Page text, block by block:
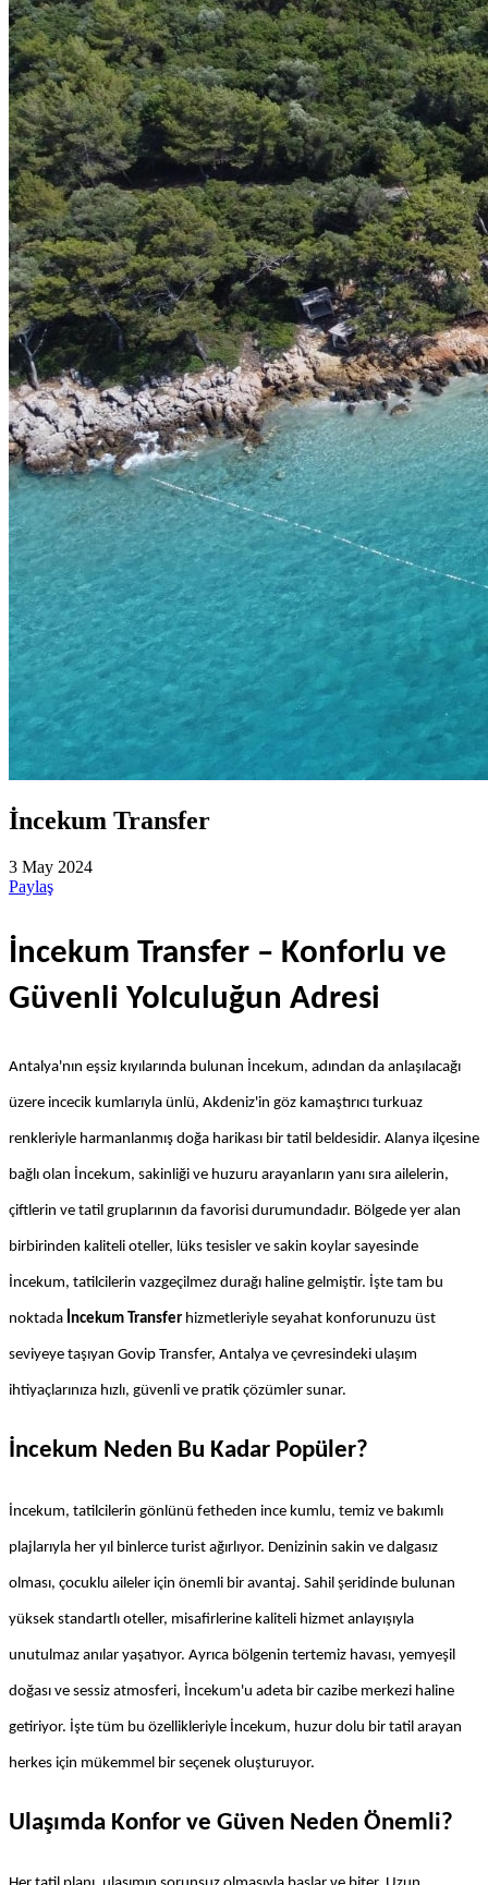
İncekum Transfer
3 May 2024
Paylaş
İncekum Transfer – Konforlu ve
Güvenli Yolculuğun Adresi
Antalya'nın eşsiz kıyılarında bulunan İncekum, adından da anlaşılacağı
üzere incecik kumlarıyla ünlü, Akdeniz'in göz kamaştırıcı turkuaz
renkleriyle harmanlanmış doğa harikası bir tatil beldesidir. Alanya ilçesine
bağlı olan İncekum, sakinliği ve huzuru arayanların yanı sıra ailelerin,
çiftlerin ve tatil gruplarının da favorisi durumundadır. Bölgede yer alan
birbirinden kaliteli oteller, lüks tesisler ve sakin koylar sayesinde
İncekum, tatilcilerin vazgeçilmez durağı haline gelmiştir. İşte tam bu
noktada İncekum Transfer hizmetleriyle seyahat konforunuzu üst
seviyeye taşıyan Govip Transfer, Antalya ve çevresindeki ulaşım
ihtiyaçlarınıza hızlı, güvenli ve pratik çözümler sunar.
İncekum Neden Bu Kadar Popüler?
İncekum, tatilcilerin gönlünü fetheden ince kumlu, temiz ve bakımlı
plajlarıyla her yıl binlerce turist ağırlıyor. Denizinin sakin ve dalgasız
olması, çocuklu aileler için önemli bir avantaj. Sahil şeridinde bulunan
yüksek standartlı oteller, misafirlerine kaliteli hizmet anlayışıyla
unutulmaz anılar yaşatıyor. Ayrıca bölgenin tertemiz havası, yemyeşil
doğası ve sessiz atmosferi, İncekum'u adeta bir cazibe merkezi haline
getiriyor. İşte tüm bu özellikleriyle İncekum, huzur dolu bir tatil arayan
herkes için mükemmel bir seçenek oluşturuyor.
Ulaşımda Konfor ve Güven Neden Önemli?